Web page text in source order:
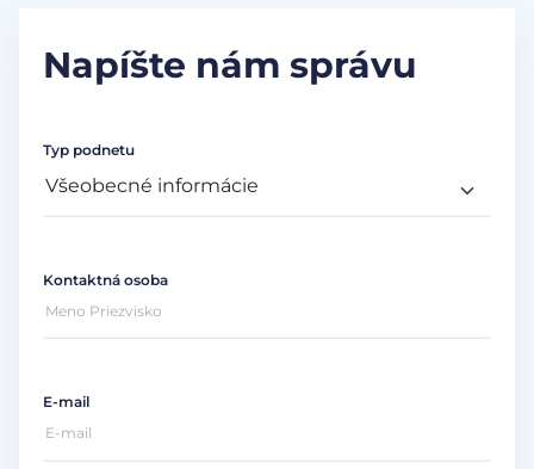
Napíšte nám správu
Typ podnetu
Kontaktná osoba
E-mail